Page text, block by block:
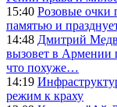
15:40 Розовые очки
памятью и
14:48 Дмитрий
вызовет в Армении
что похуже…
14:19
режим к краху